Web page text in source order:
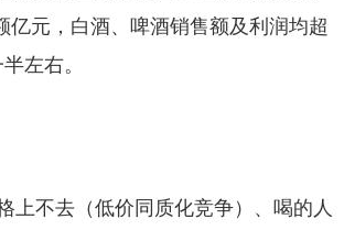
元，白酒、啤酒销售额及利润均超
左右。
上不去（低价同质化竞争）、喝的人